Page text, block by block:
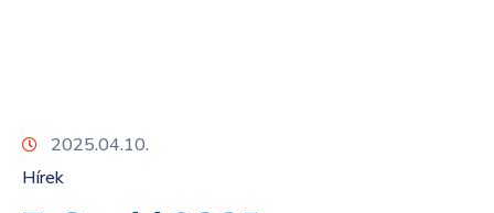
2025.04.10.
Hírek